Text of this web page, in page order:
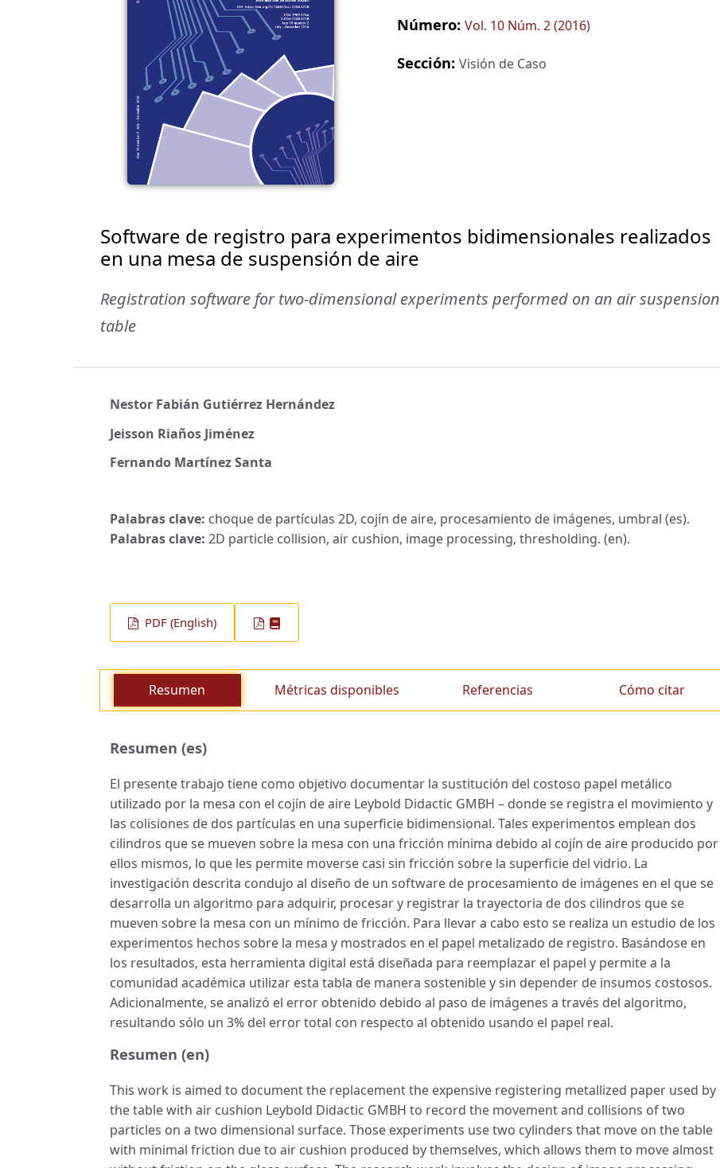
Número: Vol. 10 Núm. 2 (2016)
Sección: Visión de Caso
Software de registro para experimentos bidimensionales realizados
en una mesa de suspensión de aire
Registration software for two-dimensional experiments performed on an air suspension
table
Nestor Fabián Gutiérrez Hernández
Jeisson Riaños Jiménez
Fernando Martínez Santa
Palabras clave: choque de partículas 2D, cojín de aire, procesamiento de imágenes, umbral (es).
Palabras clave: 2D particle collision, air cushion, image processing, thresholding. (en).
PDF (English)
Resumen Métricas disponibles Referencias Cómo citar
Resumen (es)
El presente trabajo tiene como objetivo documentar la sustitución del costoso papel metálico
utilizado por la mesa con el cojín de aire Leybold Didactic GMBH – donde se registra el movimiento y
las colisiones de dos partículas en una superficie bidimensional. Tales experimentos emplean dos
cilindros que se mueven sobre la mesa con una fricción mínima debido al cojín de aire producido por
ellos mismos, lo que les permite moverse casi sin fricción sobre la superficie del vidrio. La
investigación descrita condujo al diseño de un software de procesamiento de imágenes en el que se
desarrolla un algoritmo para adquirir, procesar y registrar la trayectoria de dos cilindros que se
mueven sobre la mesa con un mínimo de fricción. Para llevar a cabo esto se realiza un estudio de los
experimentos hechos sobre la mesa y mostrados en el papel metalizado de registro. Basándose en
los resultados, esta herramienta digital está diseñada para reemplazar el papel y permite a la
comunidad académica utilizar esta tabla de manera sostenible y sin depender de insumos costosos.
Adicionalmente, se analizó el error obtenido debido al paso de imágenes a través del algoritmo,
resultando sólo un 3% del error total con respecto al obtenido usando el papel real.
Resumen (en)
This work is aimed to document the replacement the expensive registering metallized paper used by
the table with air cushion Leybold Didactic GMBH to record the movement and collisions of two
particles on a two dimensional surface. Those experiments use two cylinders that move on the table
with minimal friction due to air cushion produced by themselves, which allows them to move almost